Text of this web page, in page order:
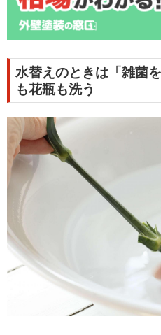
水替えのときは「雑菌
も花瓶も洗う